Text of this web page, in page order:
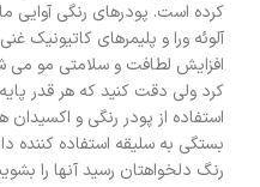
آلوئه ورا و پلیمرهای
بستگی به سلیقه استفاده کننده
رنگ دلخواهتان رسید آنها را